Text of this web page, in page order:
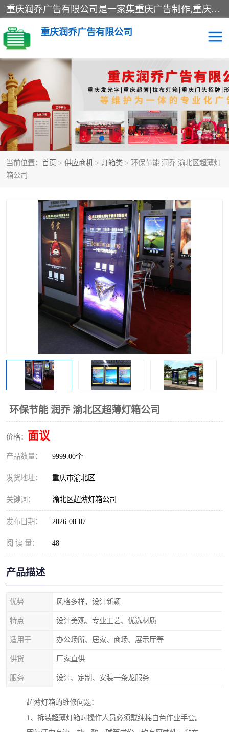
重庆润乔广告有限公司是一家集重庆广告制作,重庆标识标牌,亚克力发光字,led发光字,树脂发光字,超薄灯箱,拉布灯箱,吸塑灯箱,门头招牌,企业形象墙,写真喷绘,x展架,拉网展架,广告展架,条幅,锦旗设计,制作,施工,维护为一体的专业化广告公司.
重庆润乔广告有限公司
当前位置： 首页 > 供应商机 > 灯箱类 > 环保节能 润乔 渝北区超薄灯
箱公司
环保节能 润乔 渝北区超薄灯箱公司
价格： 面议
产品数量： 9999.00个
发货地址： 重庆市渝北区
关键词： 渝北区超薄灯箱公司
发布日期： 2026-08-07
阅 读 量： 48
产品描述
优势 风格多样，设计新颖
特点 设计美观、专业工艺、优选材质
适用于 办公场所、居家、商场、展示厅等
供货 厂家直供
服务 设计、定制、安装一条龙服务
超薄灯箱的维修问题：
1、拆装超薄灯箱时操作人员必须戴纯棉白色作业手套。
招牌类 发光字类
灯箱类 形象墙类
标识标牌类 写真喷绘类
展架 条幅